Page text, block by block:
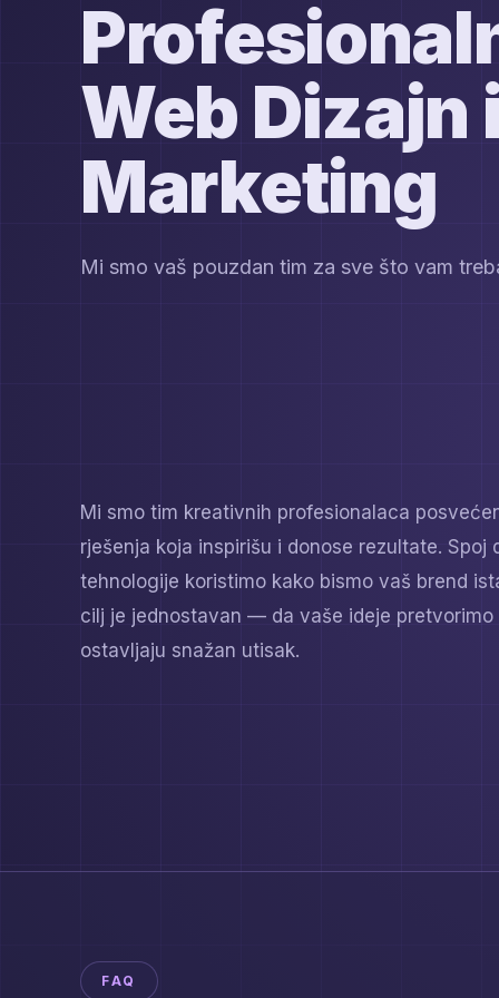
Web Dizajn
Marketing
Mi smo vaš pouzdan tim za sve što vam
Mi smo tim kreativnih profesionalaca
rješenja koja inspirišu i donose rezultate. Spoj
tehnologije koristimo kako bismo vaš brend
cilj je jednostavan — da vaše ideje
ostavljaju snažan utisak.
FAQ